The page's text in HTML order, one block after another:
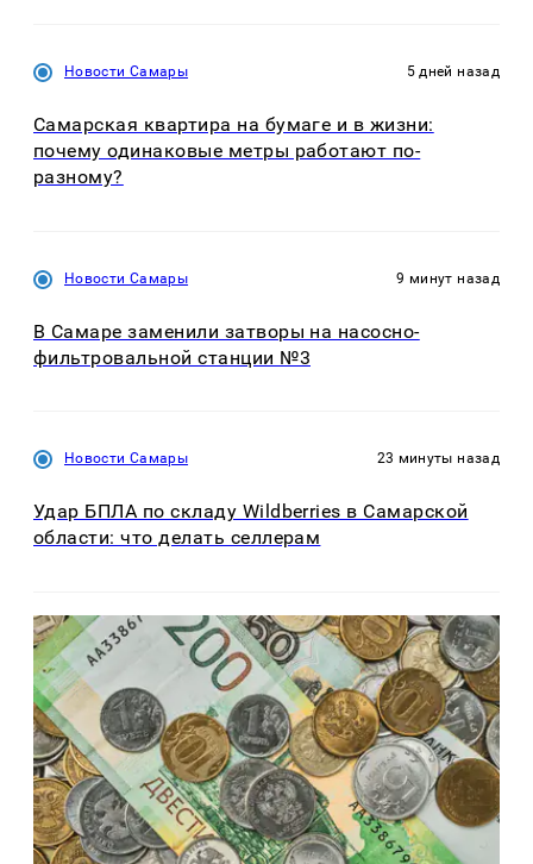
Новости Самары 5 дней назад
Самарская квартира на бумаге и в жизни:
почему одинаковые метры работают по-
разному?
Новости Самары 9 минут назад
В Самаре заменили затворы на насосно-
фильтровальной станции №3
Новости Самары 23 минуты назад
Удар БПЛА по складу Wildberries в Самарской
области: что делать селлерам